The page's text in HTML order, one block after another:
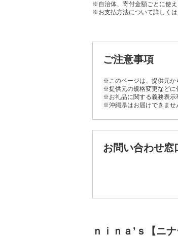
※自治体、寄付金額ごとに使え
※お支払方法について詳しくは
ご注意事項
※このページは、提供元か
※提供元の規格変更などに
※お礼品に関する義務表示
※沖縄県はお届けできませ
お問い合わせ窓
ｎｉｎａ’ｓ【ニ